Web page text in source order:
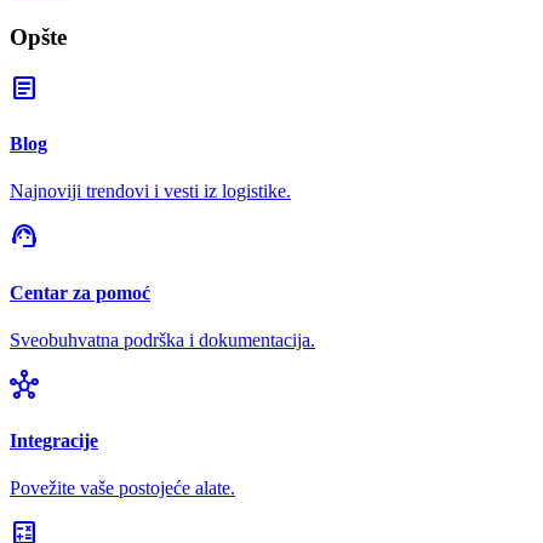
Opšte
article
Blog
Najnoviji trendovi i vesti iz logistike.
support_agent
Centar za pomoć
Sveobuhvatna podrška i dokumentacija.
hub
Integracije
Povežite vaše postojeće alate.
calculate